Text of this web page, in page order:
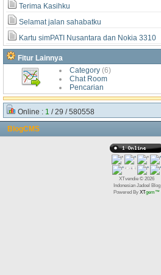
Terima Kasihku
Selamat jalan sahabatku
Kartu simPATI Nusantara dan Nokia 3310
Fitur Lainnya
Category (6)
Chat Room
Pencarian
Online : 1 / 29 / 580558
BlogCMS
XTvendie © 2026
Indonesian Jadoel Blog
Powered By XTgem™